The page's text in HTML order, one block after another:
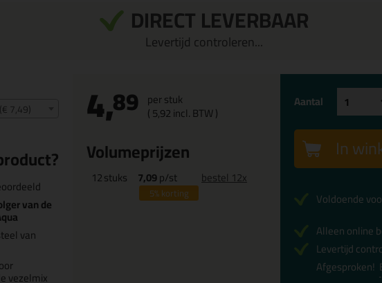
DIRECT LEVERBAAR
Levertijd controleren...
7,49)
van de
van
vezelmix
4,89 per stuk
(5,92incl. BTW )
Volumeprijzen
12stuks 7,09p/st
5%korting
bestel 12x
Aantal
In
Voldoende
Alleen online
Levertijd
Afgesproken!